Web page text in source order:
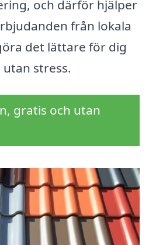
och därför hjälper
från lokala
det lättare för dig
stress.
gratis och utan